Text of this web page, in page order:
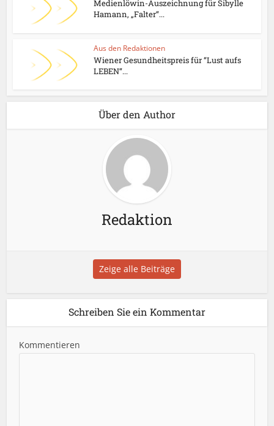
Medienlöwin-Auszeichnung für Sibylle
Hamann, „Falter“...
Aus den Redaktionen
Wiener Gesundheitspreis für “Lust aufs
LEBEN“...
Über den Author
Redaktion
Zeige alle Beiträge
Schreiben Sie ein Kommentar
Kommentieren